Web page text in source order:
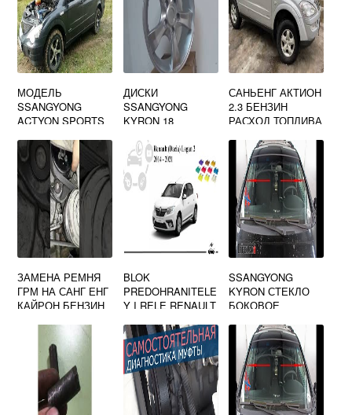
МОДЕЛЬ
SSANGYONG
ACTYON SPORTS
ДИСКИ
SSANGYONG
KYRON 18
САНЬЕНГ АКТИОН
2.3 БЕНЗИН
РАСХОД ТОПЛИВА
ЗАМЕНА РЕМНЯ
ГРМ НА САНГ ЕНГ
КАЙРОН БЕНЗИН
BLOK
PREDOHRANITELE
Y I RELE RENAULT
SSANGYONG
KYRON СТЕКЛО
БОКОВОЕ